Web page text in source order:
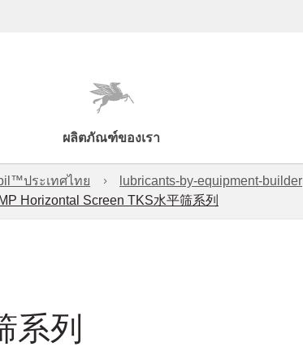
ผลิตภัณฑ์ของเรา
ประเทศไทย
lubricants-by-equipment-builder
MP Horizontal Screen TKS水平筛系列
系列